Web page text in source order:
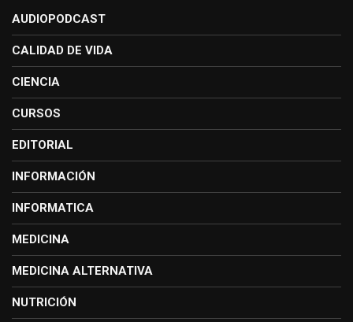
AUDIOPODCAST
CALIDAD DE VIDA
CIENCIA
CURSOS
EDITORIAL
INFORMACIÓN
INFORMATICA
MEDICINA
MEDICINA ALTERNATIVA
NUTRICIÓN